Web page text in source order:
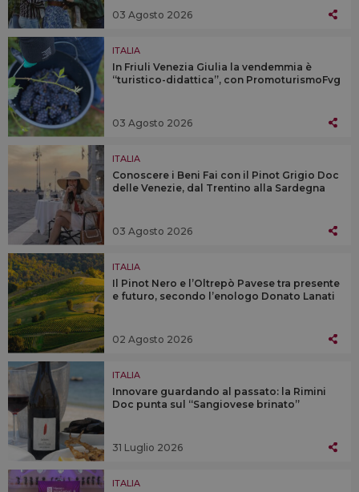
03 Agosto 2026
ITALIA
In Friuli Venezia Giulia la vendemmia è
“turistico-didattica”, con PromoturismoFvg
03 Agosto 2026
ITALIA
Conoscere i Beni Fai con il Pinot Grigio Doc
delle Venezie, dal Trentino alla Sardegna
03 Agosto 2026
ITALIA
Il Pinot Nero e l’Oltrepò Pavese tra presente
e futuro, secondo l’enologo Donato Lanati
02 Agosto 2026
ITALIA
Innovare guardando al passato: la Rimini
Doc punta sul “Sangiovese brinato”
31 Luglio 2026
ITALIA